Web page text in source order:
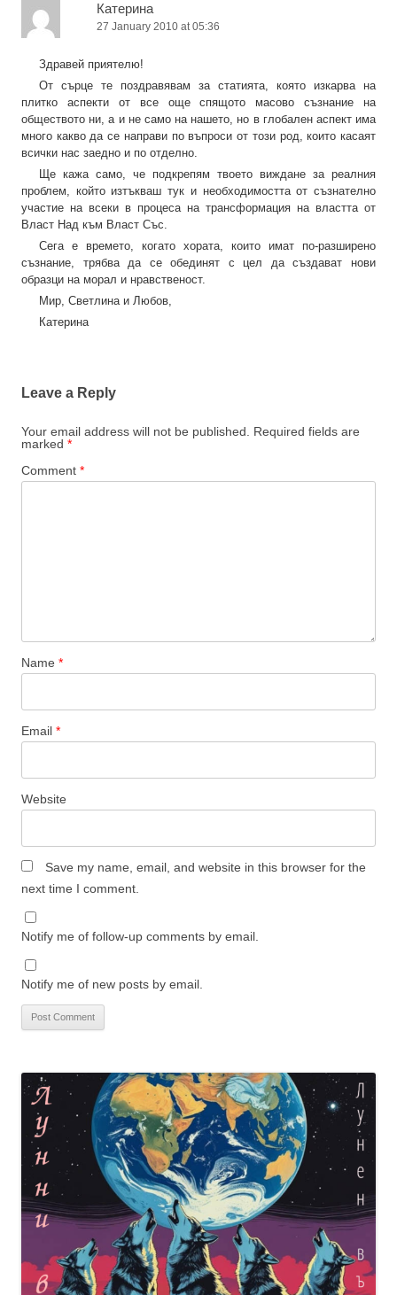
Катерина
27 January 2010 at 05:36
Здравей приятелю!
От сърце те поздравявам за статията, която изкарва на
плитко аспекти от все още спящото масово съзнание на
обществото ни, а и не само на нашето, но в глобален аспект има
много какво да се направи по въпроси от този род, които касаят
всички нас заедно и по отделно.
Ще кажа само, че подкрепям твоето виждане за реалния
проблем, който изтъкваш тук и необходимостта от съзнателно
участие на всеки в процеса на трансформация на властта от
Власт Над към Власт Със.
Сега е времето, когато хората, които имат по-разширено
съзнание, трябва да се обединят с цел да създават нови
образци на морал и нравственост.
Мир, Светлина и Любов,
Катерина
Leave a Reply
Your email address will not be published.
Required fields are
marked *
Comment *
Name *
Email *
Website
Save my name, email, and website in this browser for the
next time I comment.
Notify me of follow-up comments by email.
Notify me of new posts by email.